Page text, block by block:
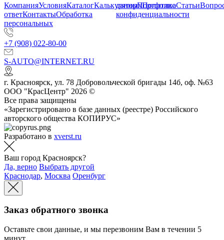
КомпанияУсловияКаталогКалькуляторПортфолиоСтатьи
ответКонтактыОбработка
персональных
данныхПолитика
конфиденциальности
+7 (908) 022-80-00
S-AUTO@INTERNET.RU
г. Красноярск, ул. 78 Добровольческой бригады 14б, оф. №63
ООО "КрасЦентр" 2026 ©
Все права защищены
«Зарегистрировано в базе данных (реестре) Российского
авторского общества КОПИРУС»
Разработано в xverst.ru
Ваш город Красноярск?
Да, верно Выбрать другой
Краснодар, Москва Оренбург
Заказ обратного звонка
Оставьте свои данные, и мы перезвоним Вам в течении 5
минут.